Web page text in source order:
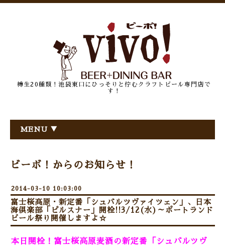
樽生20種類！池袋東口にひっそりと佇むクラフトビール専門店で
す！
MENU ▼
ビーボ！からのお知らせ！
2014-03-10 10:03:00
富士桜高原・新定番「シュバルツヴァイツェン」、日本
海倶楽部「ピルスナー」開栓!!3/12(水)～ポートランド
ビール祭り開催しますよ☆
本日開栓！富士桜高原麦酒の新定番「シュバルツヴ